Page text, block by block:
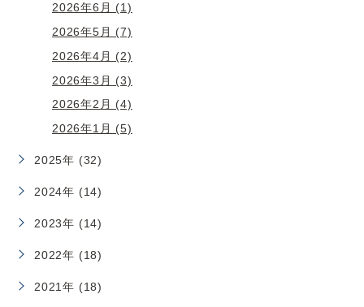
2026年6月 (1)
2026年5月 (7)
2026年4月 (2)
2026年3月 (3)
2026年2月 (4)
2026年1月 (5)
2025年 (32)
2024年 (14)
2023年 (14)
2022年 (18)
2021年 (18)